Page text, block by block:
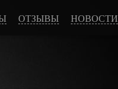
ОТЗЫВЫ НОВОСТИ